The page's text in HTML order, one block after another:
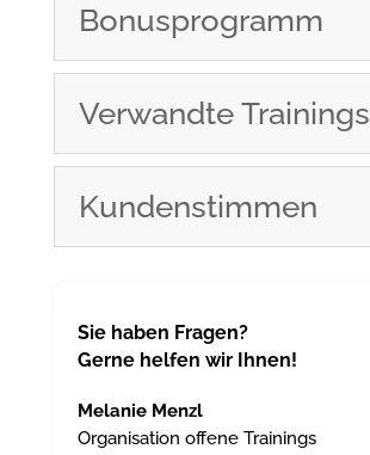
Bonusprogramm
Verwandte Trainings
Kundenstimmen
Sie haben Fragen?
Gerne helfen wir Ihnen!
Melanie Menzl
Organisation offene Trainings